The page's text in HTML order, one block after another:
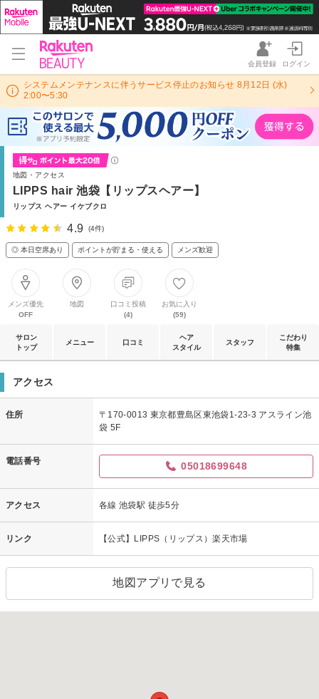
会員登録 ログイン
システムメンテナンスに伴うサービス停止のお知らせ 8月12日 (水)
2:00〜5:30
地図・アクセス
LIPPS hair 池袋【リップスヘアー】
リップス ヘアー イケブクロ
4.9 (4件)
◎ 本日空席あり ポイントが貯まる・使える メンズ歓迎
メンズ優先
OFF
地図
口コミ投稿
(4)
お気に入り
(59)
サロン
トップ
メニュー 口コミ
ヘア
スタイル
スタッフ
こだわり
特集
アクセス
住所
〒170-0013 東京都豊島区東池袋1-23-3 アスライン池
袋 5F
電話番号 05018699648
アクセス 各線 池袋駅 徒歩5分
リンク 【公式】LIPPS（リップス）楽天市場
地図アプリで見る